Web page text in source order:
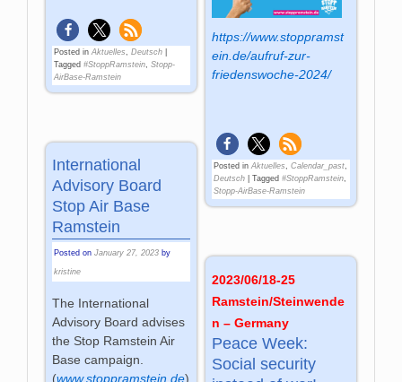
Posted in Aktuelles ,Deutsch
Tagged #StoppRamstein ,Stopp-
AirBase-Ramstein
https://www.stoppramst
ein.de/aufruf-zur-
friedenswoche-2024/
Posted in Aktuelles Calendar_past,
Deutsch| Tagged #StoppRamstein,
Stopp-AirBase-Ramstein
International
Advisory Board
Stop Air Base
Ramstein
Posted onJanuary 27, 2023 by
kristine
The International
Advisory Board advises
the Stop Ramstein Air
Base campaign.
(www.stoppramstein.de)
2023/06/18-25
Ramstein/Steinwende
n – Germany
Peace Week:
Social security